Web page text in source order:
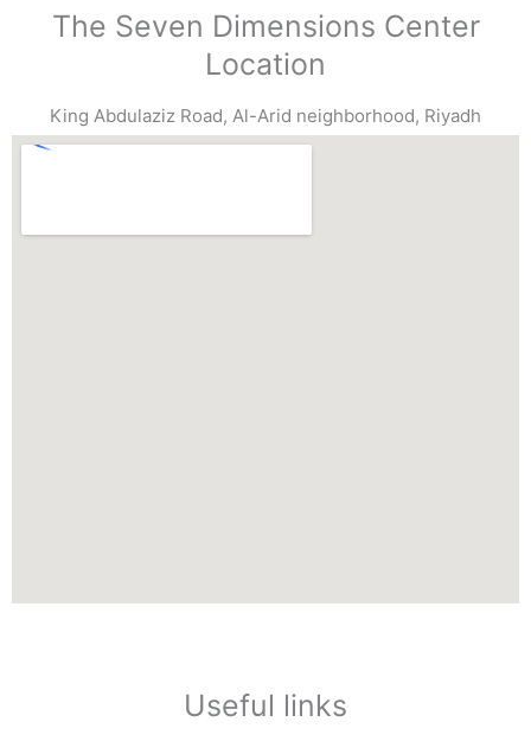
The Seven Dimensions Center
Location
King Abdulaziz Road, Al-Arid neighborhood, Riyadh
Useful links